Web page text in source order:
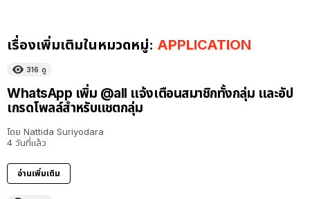
เรื่องเพิ่มเติมในหมวดหมู่: APPLICATION
316 ดู
WhatsApp เพิ่ม @all แจ้งเตือนสมาชิกทั้งกลุ่ม และอัป
เกรดโพลล์สำหรับแชตกลุ่ม
โดย Nattida Suriyodara
4 วันที่แล้ว
อ่านเพิ่มเติม